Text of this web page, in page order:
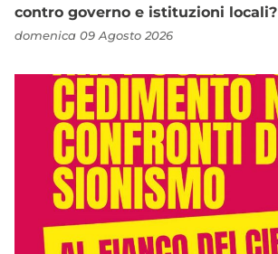
contro governo e istituzioni locali?
domenica 09 Agosto 2026